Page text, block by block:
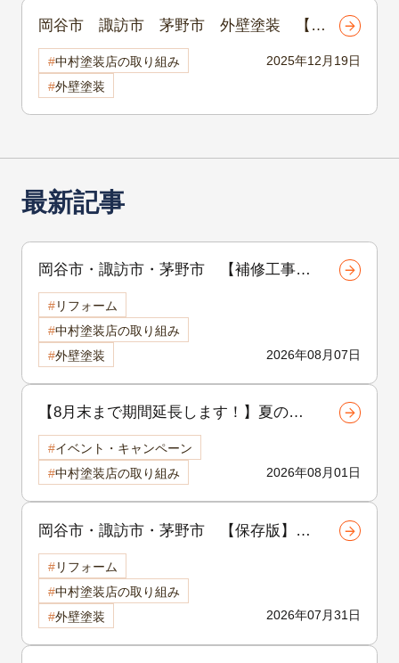
最新記事
岡谷市・諏訪市・茅野市 【補修工事シ
リーズ 第1回】外壁のひび割れは危
険？クラック補修の重要性と放置するリ
スクを徹底解説
2026年08月07日
リフォーム
中村塗装店の取り組み
外壁塗装
【8月末まで期間延長します！】夏の地
域感謝祭開催中！外壁・屋根リフォーム
をご検討中の方へ
2026年08月01日
イベント・キャンペーン
中村塗装店の取り組み
岡谷市・諏訪市・茅野市 【保存版】外
壁塗装の品質は「補修」で決まる！塗装
前に行う下地補修の重要性を徹底解説
2026年07月31日
リフォーム
中村塗装店の取り組み
外壁塗装
2025年12月19日
岡谷市 諏訪市 茅野市 外壁塗装 【第
3回（全5回）】外壁について知ろう 外壁
材「モルタル」「ALC」を深掘りします
中村塗装店の取り組み
外壁塗装